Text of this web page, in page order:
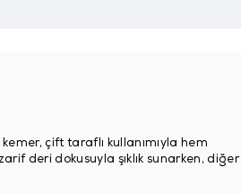
çift taraflı kullanımıyla hem
deri dokusuyla şıklık sunarken, diğer